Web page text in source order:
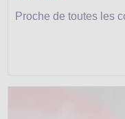
Proche de toutes les